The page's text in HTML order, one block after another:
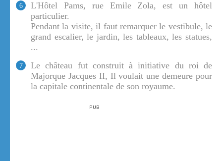
6
L'Hôtel Pams, rue Emile Zola, est un hôtel
particulier.
Pendant la visite, il faut remarquer le vestibule, le
grand escalier, le jardin, les tableaux, les statues,
...
7
Le château fut construit à initiative du roi de
Majorque Jacques II, Il voulait une demeure pour
la capitale continentale de son royaume.